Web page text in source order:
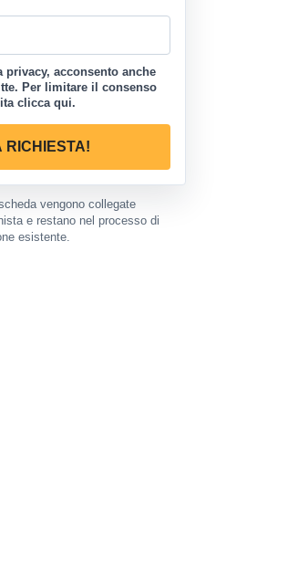
acconsento anche
Per limitare il consenso
clicca qui.
RICHIESTA!
vengono collegate
e restano nel processo di
esistente.